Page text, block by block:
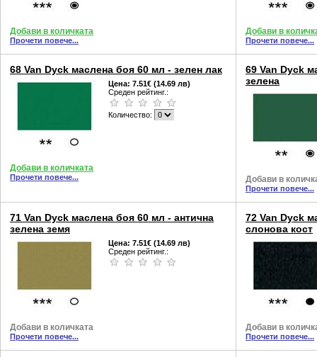
Добави в количката
Прочети повече...
Добави в
Прочети повече...
68 Van Dyck маслена боя 60 мл - зелен лак
Цена: 7.51€ (14.69 лв)
Среден рейтинг.:
Количество:
Добави в количката
Прочети повече...
69 Van Dyck
зелена
Добави в
Прочети повече...
71 Van Dyck маслена боя 60 мл - антична
зелена земя
Цена: 7.51€ (14.69 лв)
Среден рейтинг.:
Добави в количката
Прочети повече...
72 Van Dyck
слонова кост
Добави в
Прочети повече...